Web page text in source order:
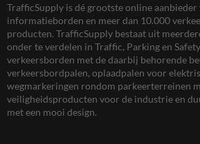
TrafficSupply is dé grootste online aanbieder
informatieborden en meer dan 10.000
producten. TrafficSupply bestaat uit
onder te verdelen in Traffic, Parking en
verkeersborden met de daarbij behorende
verkeersbordpalen, oplaadpalen voor
wegmarkeringen rondom parkeerterreinen
veiligheidsproducten voor de industrie en
met een mooi design.